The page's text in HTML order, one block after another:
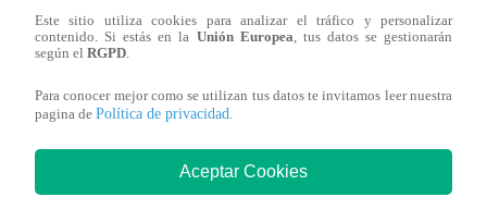
sus nietos!
También te puede
Este sitio utiliza cookies para analizar el tráfico y personalizar
contenido. Si estás en la Unión Europea , tus datos se gestionarán
según el RGPD
Para conocer mejor como se utilizan tus datos te invitamos leer nuestra
pagina de Política de privacidad
Aceptar Cookies